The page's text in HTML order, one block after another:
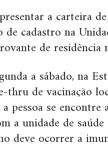
a carteira
cadastro na
de residência
a sábado, na
thru de vacinação
pessoa se encontre
a unidade de
deve ocorrer a